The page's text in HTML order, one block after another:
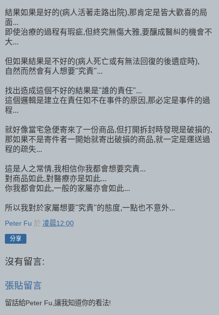
結果如果是好的(病人活著走路出院),那肯定是皆大歡喜的局
面...
即使治療的過程有瑕疵,但終究無傷大雅,要釀成醫糾的機會不
大...
但如果結果是不好的(病人死亡或有無法回復的後遺症時),
自然而然會有人想要"究責"...
找出造成這個不好的結果是"誰的責任"...
這個邏輯是建立在責任如不在事件的原因,那必定是事件的過
程...
就好像當宅急便寄來了一份商品,但打開拆封時發現是破損的,
那如果不是寄件者一開始就寄出破損的商品,就一定是運送過
程的疏失...
這是人之常情,我相信你我都會想要究責...
對商品如此,對醫療亦是如此...
你我都會如此,一般的家屬亦會如此...
所以我對於家屬想要"究責"的態度,一點也不意外...
Peter Fu 於 凌晨12:00
分享
沒有留言:
張貼留言
留話給Peter Fu,讓我知道你的看法!